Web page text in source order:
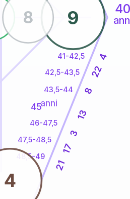
40
41-42,5
42,5-43,5
43,5-44
46-47,5
47,5-48,5
48,5-49
4
22
8
13
3
17
21
9
4
8
45anni